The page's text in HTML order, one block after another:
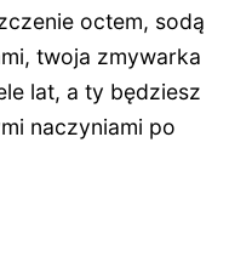
octem, sodą
twoja zmywarka
lat, a ty będziesz
naczyniami po